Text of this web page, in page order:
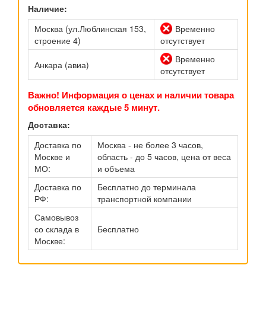
Наличие:
Москва (ул.Люблинская 153,
строение 4)
Временно
отсутствует
Анкара (авиа)
Временно
отсутствует
Важно! Информация о ценах и наличии товара
обновляется каждые 5 минут.
Доставка:
Доставка по
Москве и
МО:
Москва - не более 3 часов,
область - до 5 часов, цена от веса
и объема
Доставка по
РФ:
Бесплатно до терминала
транспортной компании
Самовывоз
со склада в
Москве:
Бесплатно